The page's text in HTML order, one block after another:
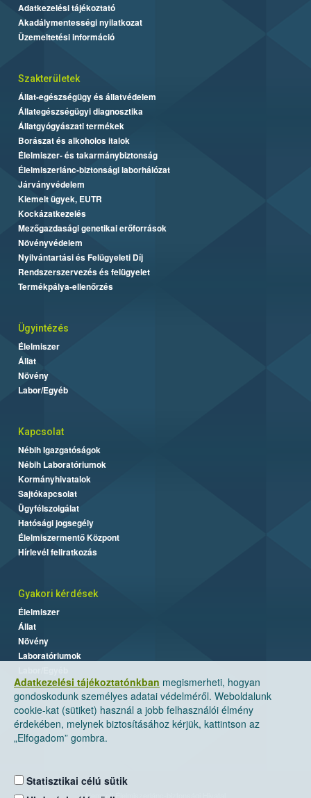
Adatkezelési tájékoztatónkban megismerheti, hogyan
gondoskodunk személyes adatai védelméről. Weboldalunk
cookie-kat (sütiket) használ a jobb felhasználói élmény
érdekében, melynek biztosításához kérjük, kattintson az
„Elfogadom” gombra.
Statisztikai célú sütik
Adatkezelési tájékoztató
Akadálymentességi nyilatkozat
Üzemeltetési információ
Szakterületek
Állat-egészségügy és állatvédelem
Állategészségügyi diagnosztika
Állatgyógyászati termékek
Borászat és alkoholos italok
Élelmiszer- és takarmánybiztonság
Élelmiszerlánc-biztonsági laborhálózat
Járványvédelem
Kiemelt ügyek, EUTR
Kockázatkezelés
Mezőgazdasági genetikai erőforrások
Növényvédelem
Nyilvántartási és Felügyeleti Díj
Rendszerszervezés és felügyelet
Termékpálya-ellenőrzés
Ügyintézés
Élelmiszer
Állat
Növény
Labor/Egyéb
Kapcsolat
Nébih Igazgatóságok
Nébih Laboratóriumok
Kormányhivatalok
Sajtókapcsolat
Ügyfélszolgálat
Hatósági jogsegély
Élelmiszermentő Központ
Hírlevél feliratkozás
Gyakori kérdések
Élelmiszer
Állat
Növény
Laboratóriumok
Nemzeti Élelmiszerlánc-biztonsági Hivatal